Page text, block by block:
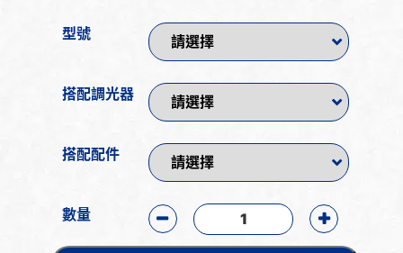
型號
搭配調光器
搭配配件
數量